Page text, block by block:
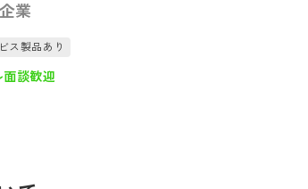
業
ス製品あり
談歓迎